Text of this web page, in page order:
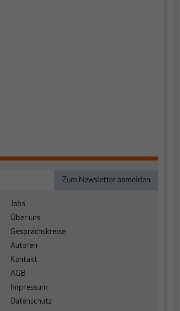
Jobs
Über uns
Gesprächskreise
Autoren
Kontakt
AGB
Impressum
Datenschutz